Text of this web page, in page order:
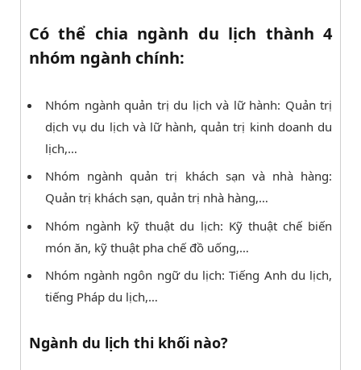
Có thể chia ngành du lịch thành 4
nhóm ngành chính:
Nhóm ngành quản trị du lịch và lữ hành: Quản trị
dịch vụ du lịch và lữ hành, quản trị kinh doanh du
lịch,…
Nhóm ngành quản trị khách sạn và nhà hàng:
Quản trị khách sạn, quản trị nhà hàng,…
Nhóm ngành kỹ thuật du lịch: Kỹ thuật chế biến
món ăn, kỹ thuật pha chế đồ uống,…
Nhóm ngành ngôn ngữ du lịch: Tiếng Anh du lịch,
tiếng Pháp du lịch,…
Ngành du lịch thi khối nào?